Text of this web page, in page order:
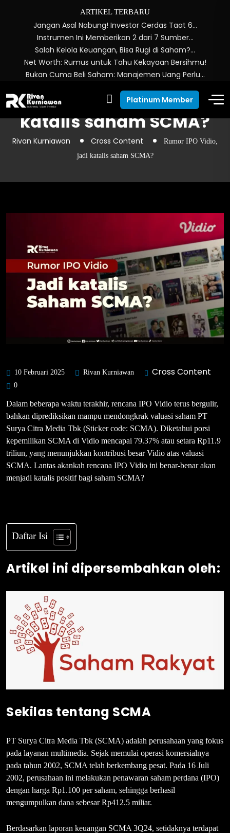
ARTIKEL TERBARU
Jangan Asal Nabung! Investor Cerdas Taat 6…
Instrumen Ini Memberikan 2 dari 7 Sumber…
Salah Kelola Keuangan, Bisa Rugi di Saham?…
Net Worth: Rumus untuk Tahu Kekayaan Bersihmu!
Bukan Cuma Beli Saham: Manajemen Uang Perlu…
Platinum Member
Rumor IPO Vidio, jadi
katalis saham SCMA?
Rivan Kurniawan Cross Content
Rumor IPO Vidio,
jadi katalis saham SCMA?
10 Februari 2025 Rivan Kurniawan Cross Content
0
Dalam beberapa waktu terakhir, rencana IPO Vidio terus bergulir,
bahkan diprediksikan mampu mendongkrak valuasi saham PT
Surya Citra Media Tbk (Sticker code: SCMA). Diketahui porsi
kepemilikan SCMA di Vidio mencapai 79.37% atau setara Rp11.9
triliun, yang menunjukkan kontribusi besar Vidio atas valuasi
SCMA. Lantas akankah rencana IPO Vidio ini benar-benar akan
menjadi katalis positif bagi saham SCMA?
Daftar Isi
Artikel ini dipersembahkan oleh:
Sekilas tentang SCMA
PT Surya Citra Media Tbk (SCMA) adalah perusahaan yang fokus
pada layanan multimedia. Sejak memulai operasi komersialnya
pada tahun 2002, SCMA telah berkembang pesat. Pada 16 Juli
2002, perusahaan ini melakukan penawaran saham perdana (IPO)
dengan harga Rp1.100 per saham, sehingga berhasil
mengumpulkan dana sebesar Rp412.5 miliar.
Berdasarkan laporan keuangan SCMA 3Q24, setidaknya terdapat